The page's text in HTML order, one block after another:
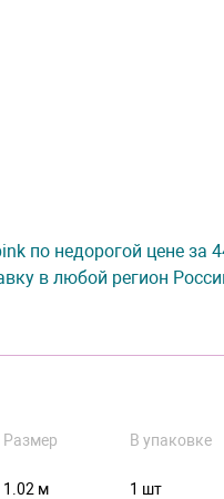
по недорогой цене за
в любой регион
Размер В упаковке
1.02 м 1 шт